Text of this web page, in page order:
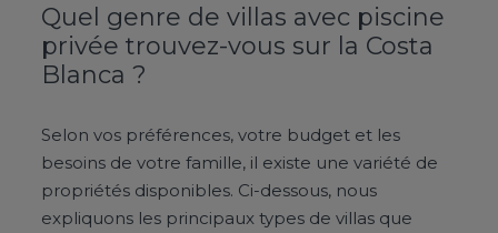
Quel genre de villas avec piscine
privée trouvez-vous sur la Costa
Blanca ?
Selon vos préférences, votre budget et les
besoins de votre famille, il existe une variété de
propriétés disponibles. Ci-dessous, nous
expliquons les principaux types de villas que